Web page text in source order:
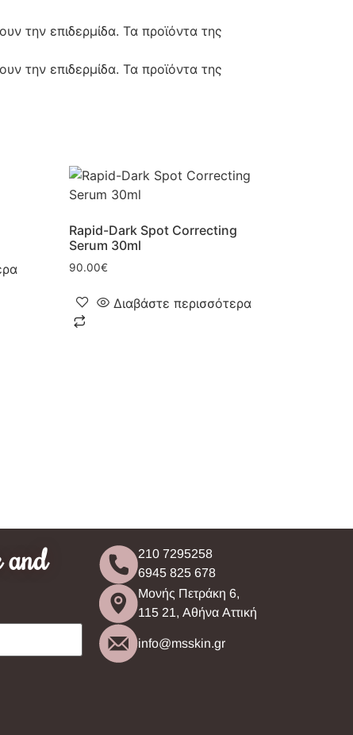
την επιδερμίδα. Τα προϊόντα της
την επιδερμίδα. Τα προϊόντα της
Rapid-Dark Spot Correcting
Serum 30ml
90.00€
Διαβάστε περισσότερα
and
210 7295258
6945 825 678
Μονής Πετράκη 6,
115 21, Αθήνα Αττική
info@msskin.gr